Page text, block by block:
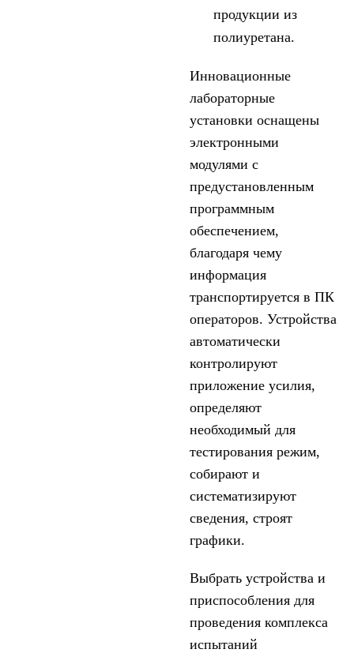
продукции из
полиуретана.
Инновационные
лабораторные
установки оснащены
электронными
модулями с
предустановленным
программным
обеспечением,
благодаря чему
информация
транспортируется в ПК
операторов. Устройства
автоматически
контролируют
приложение усилия,
определяют
необходимый для
тестирования режим,
собирают и
систематизируют
сведения, строят
графики.
Выбрать устройства и
приспособления для
проведения комплекса
испытаний